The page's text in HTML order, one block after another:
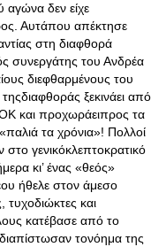
αγώνα δεν είχε
Αυτάπου απέκτησε
στη διαφθορά
συνεργάτης του Ανδρέα
διεφθαρμένους του
ξεκινάει από
και προχωράειπρος τα
τα χρόνια»! Πολλοί
γενικόκλεπτοκρατικό
κι’ ένας «θεός»
ήθελε στον άμεσο
και
κατέβασε από το
τονόημα της